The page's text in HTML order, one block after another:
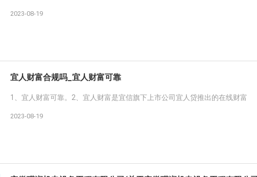
2023-08-19
宜人财富合规吗_宜人财富可靠
1、宜人财富可靠。2、宜人财富是宜信旗下上市公司宜人贷推出的在线财富
2023-08-19